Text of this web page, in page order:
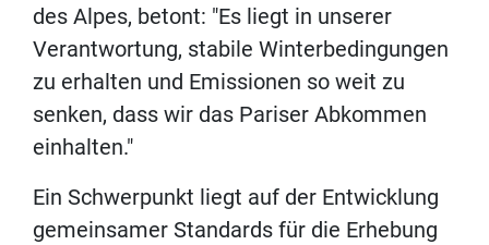
des Alpes, betont: "Es liegt in unserer
Verantwortung, stabile Winterbedingungen
zu erhalten und Emissionen so weit zu
senken, dass wir das Pariser Abkommen
einhalten."
Ein Schwerpunkt liegt auf der Entwicklung
gemeinsamer Standards für die Erhebung